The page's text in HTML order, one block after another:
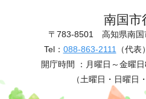
南国市
〒783-8501 高知県南
Tel： 088-863-2111 （代表）
開庁時間 ： 月曜日～金曜
（土曜日・日曜日